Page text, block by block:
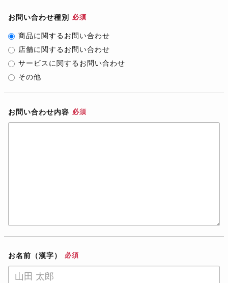
お問い合わせ種別 必須
商品に関するお問い合わせ
店舗に関するお問い合わせ
サービスに関するお問い合わせ
その他
お問い合わせ内容 必須
お名前（漢字） 必須